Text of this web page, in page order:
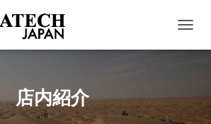
ビ
店内紹介